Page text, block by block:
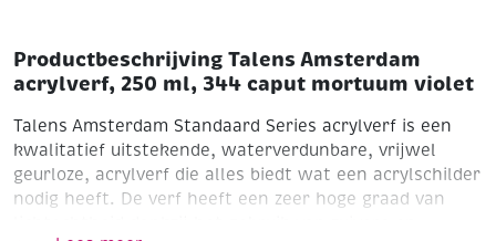
Productbeschrijving Talens Amsterdam
acrylverf, 250 ml, 344 caput mortuum violet
Talens Amsterdam Standaard Series acrylverf is een
kwalitatief uitstekende, waterverdunbare, vrijwel
geurloze, acrylverf die alles biedt wat een acrylschilder
nodig heeft. De verf heeft een zeer hoge graad van